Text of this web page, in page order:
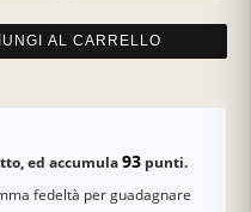
AL CARRELLO
ed accumula93punti.
fedeltà per guadagnare